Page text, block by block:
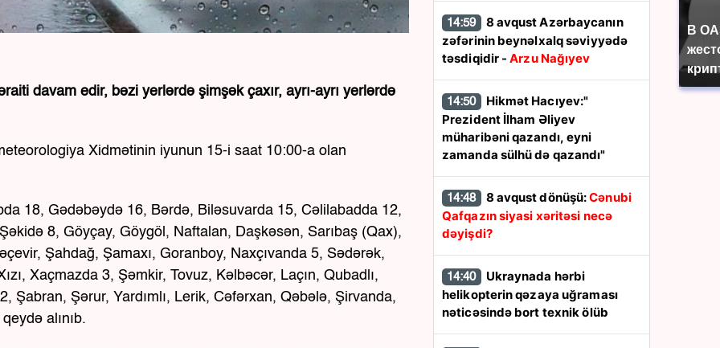
В
davam edir, bəzi yerlərdə şimşək çaxır, ayrı-ayrı yerlərdə
Xidmətinin iyunun 15-i saat 10:00-a olan
18, Gədəbəydə 16, Bərdə, Biləsuvarda 15, Cəlilabadda 12,
8, Göyçay, Göygöl, Naftalan, Daşkəsən, Sarıbaş (Qax),
Şahdağ, Şamaxı, Goranboy, Naxçıvanda 5, Sədərək,
Xaçmazda 3, Şəmkir, Tovuz, Kəlbəcər, Laçın, Qubadlı,
Şabran, Şərur, Yardımlı, Lerik, Cəfərxan, Qəbələ, Şirvanda,
alınıb.
14:59
zəfərinin beynəlxalq səviyyədə
təsdiqidir -Arzu Nağıyev
14:50
Prezident İlham Əliyev
müharibəni qazandı, eyni
zamanda sülhü də qazandı"
14:48 8 avqust dönüşü:Cənubi
Qafqazın siyasi xəritəsi necə
dəyişdi?
14:40
helikopterin qəzaya uğraması
nəticəsində bort texnik ölüb